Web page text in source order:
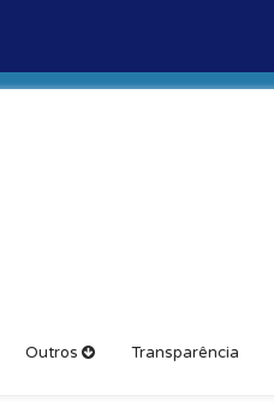
Outros Transparência